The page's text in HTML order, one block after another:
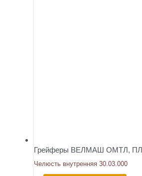
Грейферы ВЕЛМАШ ОМТЛ, ПЛ
Челюсть внутренняя 30.03.000